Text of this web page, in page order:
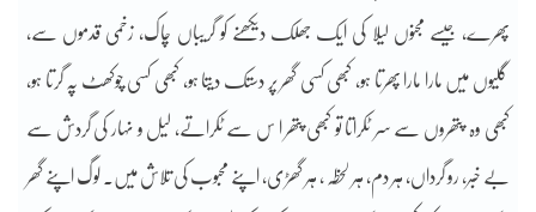
پھرے، جیسے مجنوں لیلا کی ایک جھلک دیکھنے کو گریباں چاک، زخمی قدموں سے،
گلیوں میں مارا مارا پھرتا ہو، کبھی کسی گھر پر دستک دیتا ہو، کبھی کسی چوکھٹ پہ گرتا ہو،
کبھی وہ پتھروں سے سر ٹکراتا تو کبھی پتھر ا س سے ٹکراتے، لیل و نہار کی گردش سے
بے خبر، رو گرداں، ہر دم، ہر لحظہ ، ہر گھڑی، اپنے محبوب کی تلاش میں۔ لوگ اپنے گھر